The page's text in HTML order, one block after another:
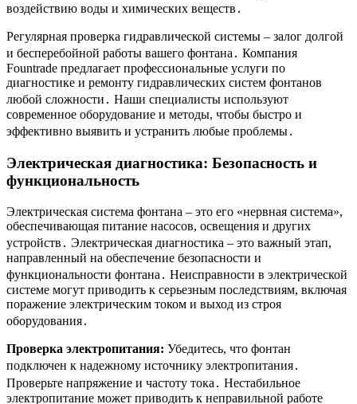
воздействию воды и химических веществ․
Регулярная проверка гидравлической системы – залог долгой
и бесперебойной работы вашего фонтана․ Компания
Fountrade предлагает профессиональные услуги по
диагностике и ремонту гидравлических систем фонтанов
любой сложности․ Наши специалисты используют
современное оборудование и методы, чтобы быстро и
эффективно выявить и устранить любые проблемы․
Электрическая диагностика: Безопасность и
функциональность
Электрическая система фонтана – это его «нервная система»,
обеспечивающая питание насосов, освещения и других
устройств․ Электрическая диагностика – это важный этап,
направленный на обеспечение безопасности и
функциональности фонтана․ Неисправности в электрической
системе могут приводить к серьезным последствиям, включая
поражение электрическим током и выход из строя
оборудования․
Проверка электропитания: Убедитесь, что фонтан
подключен к надежному источнику электропитания․
Проверьте напряжение и частоту тока․ Нестабильное
электропитание может приводить к неправильной работе